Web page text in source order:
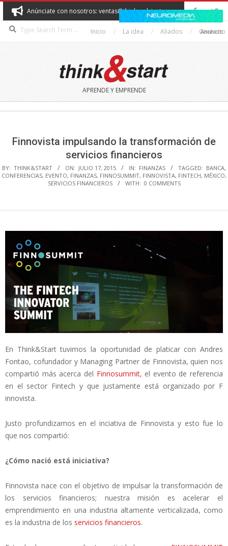
Skip
to
content
Anúnciate con nosotros: ventas@thinkandstart.com
Inicio La idea Aliados Contacto
THINK&START
APRENDE Y EMPRENDE
Anuncio
Finnovista impulsando la transformación de
servicios financieros
BY: THINK&START ON: JULIO 17, 2015 IN: FINANZAS TAGGED: BANCA,
CONFERENCIAS, EVENTO, FINANZAS, FINNOSUMMIT, FINNOVISTA, FINTECH, MÉXICO,
SERVICIOS FINANCIEROS
WITH: 0 COMMENTS
En Think&Start tuvimos la oportunidad de platicar con Andres
Fontao, cofundador y Managing Partner de Finnovista, quien nos
compartió más acerca del Finnosummit, el evento de referencia
en el sector Fintech y que justamente está organizado por F​
innovista.
Justo profundizamos en el inciativa de Finnovista y esto fue lo
que nos compartió:
¿Cómo nació está iniciativa?
Finnovista nace con el objetivo de impulsar la transformación de
los servicios financieros; nuestra misión es acelerar el
emprendimiento en una industria altamente verticalizada, como
es la industria de los servicios financieros.